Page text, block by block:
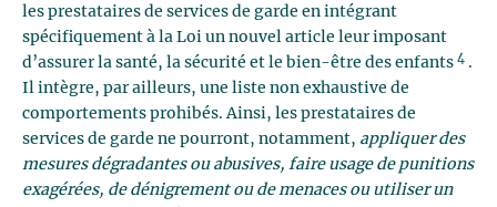
les prestataires de services de garde en intégrant
spécifiquement à la Loi un nouvel article leur imposant
d’assurer la santé, la sécurité et le bien-être des enfants 4 .
Il intègre, par ailleurs, une liste non exhaustive de
comportements prohibés. Ainsi, les prestataires de
services de garde ne pourront, notamment, appliquer des
mesures dégradantes ou abusives, faire usage de punitions
exagérées, de dénigrement ou de menaces ou utiliser un